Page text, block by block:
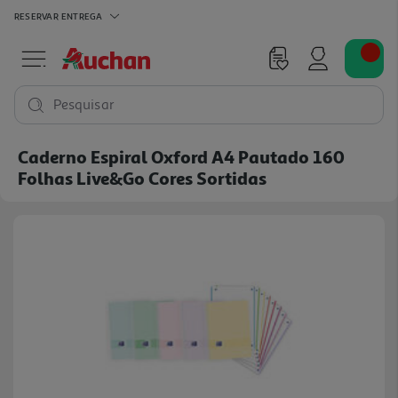
RESERVAR ENTREGA
Pesquisar
Caderno Espiral Oxford A4 Pautado 160
Folhas Live&go Cores Sortidas